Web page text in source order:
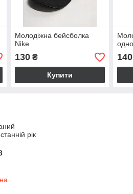
Молодіжна бейсболка
Nike
130₴
Купити
140
рік